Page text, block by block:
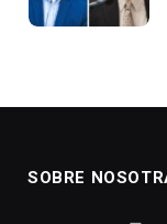
SOBRE